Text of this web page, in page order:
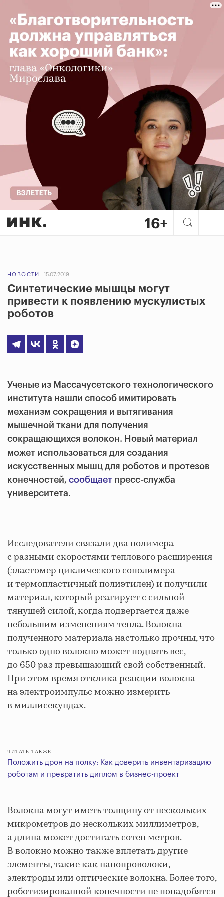
НОВОСТИ 15.07.2019
Синтетические мышцы могут
привести к появлению мускулистых
роботов
Ученые из Массачусетского технологического
института нашли способ имитировать
механизм сокращения и вытягивания
мышечной ткани для получения
сокращающихся волокон. Новый материал
может использоваться для создания
искусственных мышц для роботов и протезов
конечностей, сообщает пресс-служба
университета.
Исследователи связали два полимера
с разными скоростями теплового расширения
(эластомер циклического сополимера
и термопластичный полиэтилен) и получили
материал, который реагирует с сильной
тянущей силой, когда подвергается даже
небольшим изменениям тепла. Волокна
полученного материала настолько прочны, что
только одно волокно может поднять вес,
до 650 раз превышающий свой собственный.
При этом время отклика реакции волокна
на электроимпульс можно измерить
в миллисекундах.
ЧИТАТЬ ТАКЖЕ
Положить дрон на полку: Как доверить инвентаризацию
роботам и превратить диплом в бизнес-проект
Волокна могут иметь толщину от нескольких
микрометров до нескольких миллиметров,
а длина может достигать сотен метров.
В волокно можно также вплетать другие
элементы, такие как нанопроволоки,
электроды или оптические волокна. Более того,
роботизированной конечности не понадобятся